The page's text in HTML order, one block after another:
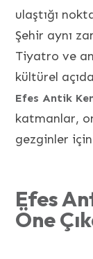
ulaştığı
Şehir aynı
Tiyatro ve
kültürel
Efes Antik
katmanlar,
gezginler
Efes
Öne